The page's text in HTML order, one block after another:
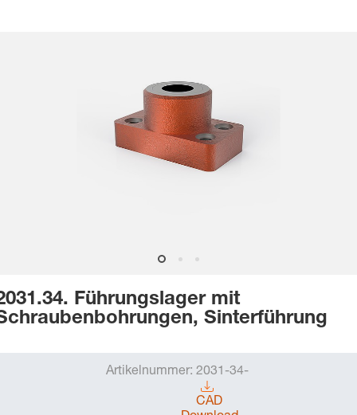
Führungslager mit
Sinterführung
Artikelnummer: 2031-34-
CAD